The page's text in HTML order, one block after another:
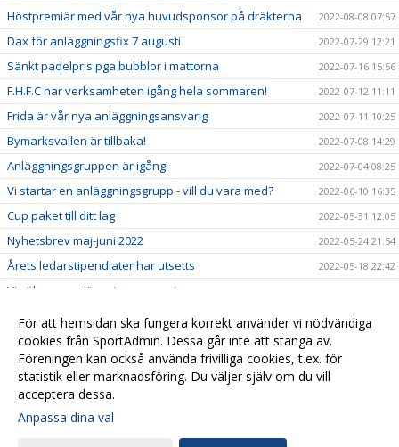
Höstpremiär med vår nya huvudsponsor på dräkterna 2022-08-08 07:57
Dax för anläggningsfix 7 augusti 2022-07-29 12:21
Sänkt padelpris pga bubblor i mattorna 2022-07-16 15:56
F.H.F.C har verksamheten igång hela sommaren! 2022-07-12 11:11
Frida är vår nya anläggningsansvarig 2022-07-11 10:25
Bymarksvallen är tillbaka! 2022-07-08 14:29
Anläggningsgruppen är igång! 2022-07-04 08:25
Vi startar en anläggningsgrupp - vill du vara med? 2022-06-10 16:35
Cup paket till ditt lag 2022-05-31 12:05
Nyhetsbrev maj-juni 2022 2022-05-24 21:54
Årets ledarstipendiater har utsetts 2022-05-18 22:42
Vi söker ny anläggningsansvarig
Säkra plats till fotbollsskolan 2022 2022-04-28 21:44
6 maj - nytt datum för toapappersutdelning! 2022-04-27 12:55
Domarutbildningar 2022-04-25 16:44
För att hemsidan ska fungera korrekt använder vi nödvändiga
cookies från SportAdmin. Dessa går inte att stänga av.
Föreningen kan också använda frivilliga cookies, t.ex. för
statistik eller marknadsföring. Du väljer själv om du vill
acceptera dessa.
Anpassa dina val